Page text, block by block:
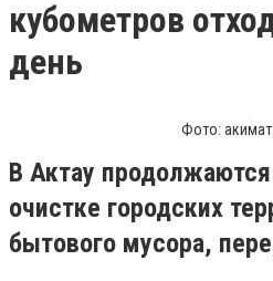
кубометров
день
Фото:
В Актау
очистке городских
бытового мусора,